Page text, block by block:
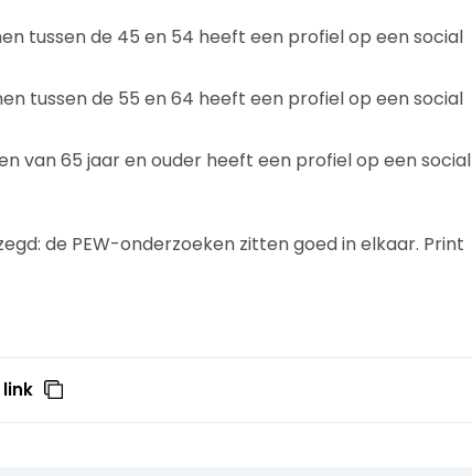
tussen de 45 en 54 heeft een profiel op een social
tussen de 55 en 64 heeft een profiel op een social
van 65 jaar en ouder heeft een profiel op een social
de PEW-onderzoeken zitten goed in elkaar. Print
link